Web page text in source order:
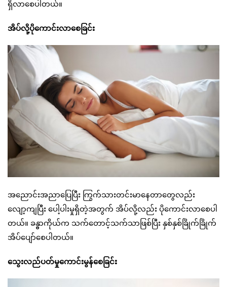
ရှိလာစေပါတယ်။
အိပ်လို့ပိုကောင်းလာစေခြင်း
အညောင်းအညာပြေပြီး ကြွက်သားတင်းမာနေတာတွေလည်း
လျော့ကျပြီး ပေါ့ပါးမှုရှိတဲ့အတွက် အိပ်လို့လည်း ပိုကောင်းလာစေပါ
တယ်။ ခန္ဓာကိုယ်က သက်တောင့်သက်သာဖြစ်ပြီး နှစ်နှစ်ခြိုက်ခြိုက်
အိပ်ပျော်စေပါတယ်။
သွေးလည်ပတ်မှုကောင်းမွန်စေခြင်း